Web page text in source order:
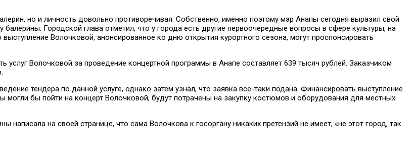
но и личность довольно противоречивая. Собственно, именно поэтому мэр Анапы сегодня выразил свой
Городской глава отметил, что у города есть другие первоочередные вопросы в сфере культуры, на
Волочковой, анонсированное ко дню открытия курортного сезона, могут проспонсировать
услуг Волочковой за проведение концертной программы в Анапе составляет 639 тысяч рублей. Заказчиком
тендера по данной услуге, однако затем узнал, что заявка все-таки подана. Финансировать выступление
бы пойти на концерт Волочковой, будут потрачены на закупку костюмов и оборудования для местных
на своей странице, что сама Волочкова к госоргану никаких претензий не имеет, «не этот город, так